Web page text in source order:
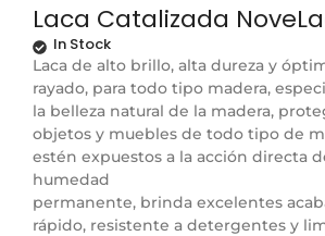
Laca Catalizada
In Stock
Laca de alto brillo, alta dureza y
rayado, para todo tipo madera,
la belleza natural de la madera,
objetos y muebles de todo tipo de
estén expuestos a la acción directa
humedad
permanente, brinda excelentes
rápido, resistente a detergentes y